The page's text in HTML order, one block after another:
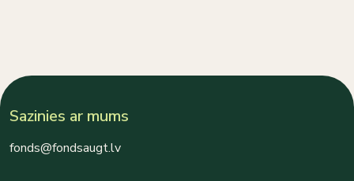
Sazinies ar mums
fonds@fondsaugt.lv